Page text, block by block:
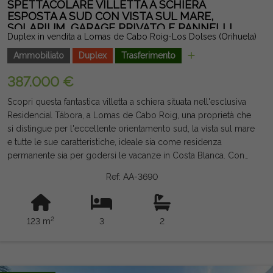
SPETTACOLARE VILLETTA A SCHIERA
ESPOSTA A SUD CON VISTA SUL MARE,
SOLARIUM, GARAGE PRIVATO E PANNELLI
SOLARI A LOMAS DE CABO ROIG
Duplex in vendita a Lomas de Cabo Roig-Los Dolses (Orihuela)
Ammobiliato
Duplex Trasferimento
387.000 €
Scopri questa fantastica villetta a schiera situata nell'esclusiva
Residencial Tábora, a Lomas de Cabo Roig, una proprietà che
si distingue per l'eccellente orientamento sud, la vista sul mare
e tutte le sue caratteristiche, ideale sia come residenza
permanente sia per godersi le vacanze in Costa Blanca. Con
disposizione confortevole e funzionale. Dispone di tre grandi
camere da letto, una delle quali al piano terra, e due bagni
completi dotati di riscaldamento a pavimento per un maggiore
comfort durante tutto l'anno. Il luminoso soggiorno-sala da
Ref: AA-3690
123 m2 3 2